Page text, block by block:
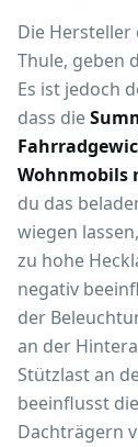
Die Hersteller
Thule, geben
Es ist jedoch
dass die
Wohnmobils
du das
wiegen
zu hohe
negativ
der
an der
Stützlast an
beeinflusst
Dachträgern